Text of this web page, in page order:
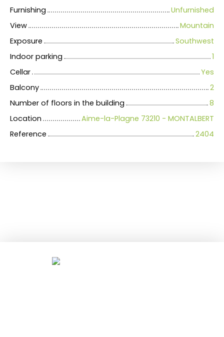
Furnishing
Unfurnished
View
Mountain
Exposure
Southwest
Indoor parking
1
Cellar
Yes
Balcony
2
Number of floors in the building
8
Location
Aime-la-Plagne 73210 - MONTALBERT
Reference
2404